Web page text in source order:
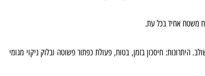
חזרה) להחלפת דיסק החיתוך (נמשכת החוצה).
אחיד בכל עת.